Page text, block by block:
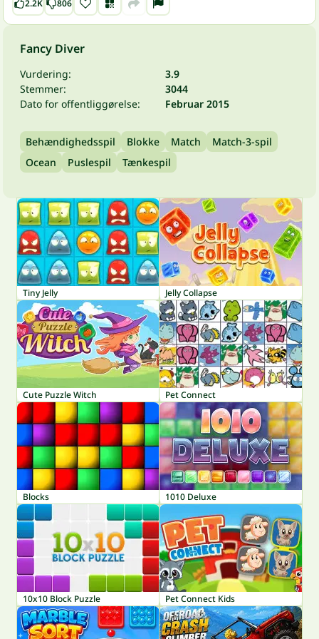
2.2K 806
Fancy Diver
Vurdering:
3.9
Stemmer:
3044
Dato for offentliggørelse:
Februar 2015
Behændighedsspil Blokke Match
Match-3-spil
Ocean
Puslespil Tænkespil
Tiny Jelly Jelly Collapse
Cute Puzzle Witch Pet Connect
Blocks 1010 Deluxe
10x10 Block Puzzle Pet Connect Kids